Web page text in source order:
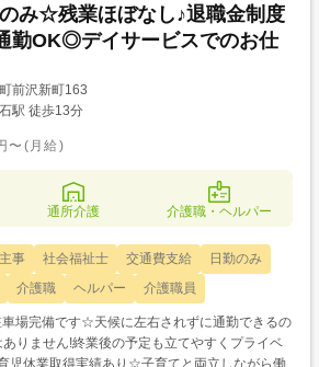
み☆残業ほぼなし♪退職金制度
勤OK◎デイサービスでのお仕
前沢新町163
駅 徒歩13分
〜(月給)
通所介護 介護職・ヘルパー
事 社会福祉士 交通費支給
日勤のみ
介護職 ヘルパー 介護職員
場完備です☆天候に左右されずに通勤できるの